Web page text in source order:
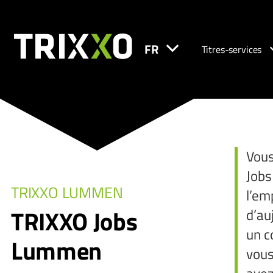
FR Titres-services
TRIXXO LUMMEN
TRIXXO Jobs
Lummen
un